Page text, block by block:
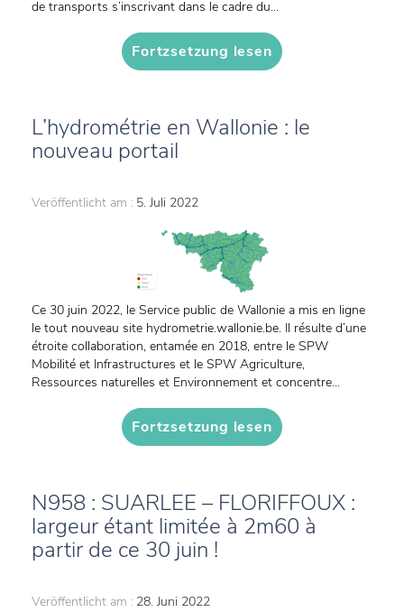
de transports s’inscrivant dans le cadre du...
Fortzsetzung lesen
L’hydrométrie en Wallonie : le
nouveau portail
Veröffentlicht am : 5. Juli 2022
Ce 30 juin 2022, le Service public de Wallonie a mis en ligne
le tout nouveau site hydrometrie.wallonie.be. Il résulte d’une
étroite collaboration, entamée en 2018, entre le SPW
Mobilité et Infrastructures et le SPW Agriculture,
Ressources naturelles et Environnement et concentre...
Fortzsetzung lesen
N958 : SUARLEE – FLORIFFOUX :
largeur étant limitée à 2m60 à
partir de ce 30 juin !
Veröffentlicht am : 28. Juni 2022